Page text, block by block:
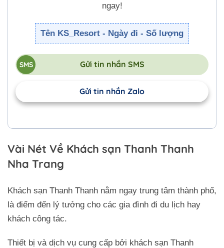
ngay!
Tên KS_Resort - Ngày đi - Số lượng
Gửi tin nhắn SMS
Gửi tin nhắn Zalo
Vài Nét Về Khách sạn Thanh Thanh
Nha Trang
Khách sạn Thanh Thanh nằm ngay trung tâm thành phố,
là điểm đến lý tưởng cho các gia đình đi du lịch hay
khách công tác.
Thiết bị và dịch vụ cung cấp bởi khách sạn Thanh